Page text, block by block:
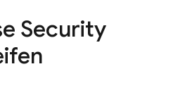
Security